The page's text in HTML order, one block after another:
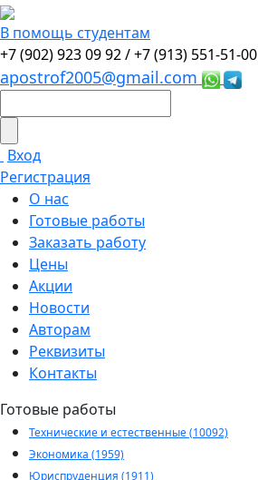
В помощь студентам
+7 (902) 923 09 92 /+7 (913) 551-51-00
apostrof2005@gmail.com
Вход
Регистрация
О нас
Готовые работы
Заказать работу
Цены
Акции
Новости
Авторам
Реквизиты
Контакты
Готовые работы
Технические и естественные (10092)
Экономика (1959)
Юриспруденция (1911)